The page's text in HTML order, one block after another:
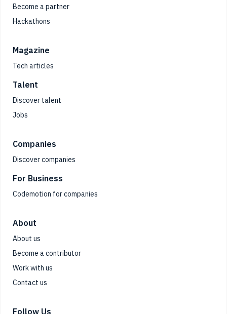
Become a partner
Hackathons
Magazine
Tech articles
Talent
Discover talent
Jobs
Companies
Discover companies
For Business
Codemotion for companies
About
About us
Become a contributor
Work with us
Contact us
Follow Us